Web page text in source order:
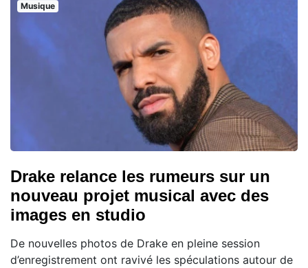
Musique
Drake relance les rumeurs sur un
nouveau projet musical avec des
images en studio
De nouvelles photos de Drake en pleine session
d’enregistrement ont ravivé les spéculations autour de